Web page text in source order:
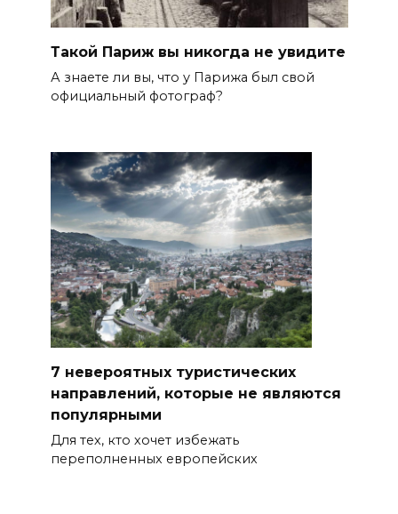
Такой Париж вы никогда не увидите
А знаете ли вы, что у Парижа был свой
официальный фотограф?
7 невероятных туристических
направлений, которые не являются
популярными
Для тех, кто хочет избежать
переполненных европейских